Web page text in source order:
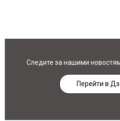
Следите за нашими
Перейти в